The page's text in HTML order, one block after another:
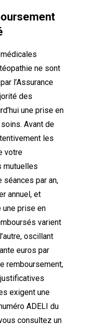
ne sont
l’Assurance
des
une prise en
Avant de
les
votre
mutuelles
séances par an,
annuel, et
prise en
varient
oscillant
euros par
remboursement,
exigent une
ADELI du
consultez un